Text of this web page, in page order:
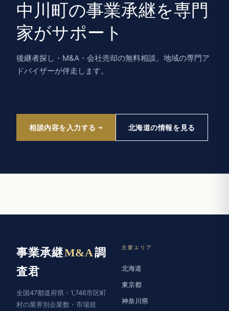
中川町の事業承継を専門
家がサポート
後継者探し・M&A・会社売却の無料相談。地域の専門ア
ドバイザーが伴走します。
相談内容を入力する 北海道の情報を見る
事業承継M&A調
査君
全国47都道府県・1,746市区町
村の業界別企業数・市場規
主要エリア
北海道
東京都
神奈川県